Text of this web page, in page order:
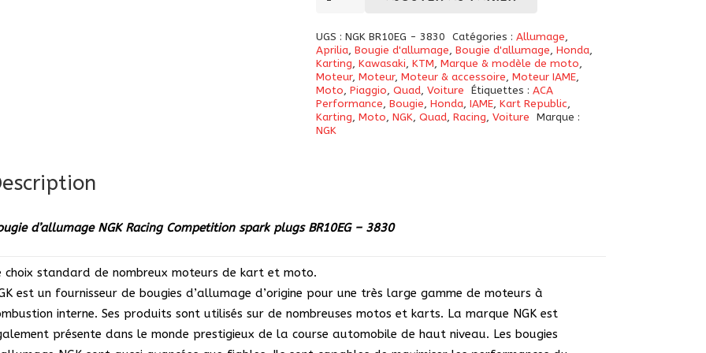
Bougie
d’allumage
NGK
Racing
Competition
spark
UGS :NGK BR10EG - 3830 Catégories : Allumage,
Aprilia,Bougie d'allumage,Bougie d'allumage,Honda,
Karting,Kawasaki,KTM,Marque & modèle de moto,
Moteur,Moteur,Moteur & accessoire,Moteur IAME,
Moto,Piaggio,Quad,Voiture Étiquettes : ACA
Performance,Bougie,Honda,IAME,Kart Republic,
Karting,Moto,NGK,Quad,Racing,Voiture
Marque :
NGK
d’allumage NGK Racing Competition spark plugs BR10EG – 3830
choix standard de nombreux moteurs de kart et moto.
est un fournisseur de bougies d’allumage d’origine pour une très large gamme de moteurs à
interne. Ses produits sont utilisés sur de nombreuses motos et karts. La marque NGK est
présente dans le monde prestigieux de la course automobile de haut niveau. Les bougies